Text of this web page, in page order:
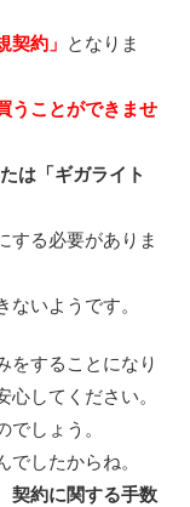
契約」 となりま
うことができませ
は「ギガライト
する必要がありま
いようです。
をすることになり
してください。
しょう。
したからね。
契約に関する手数